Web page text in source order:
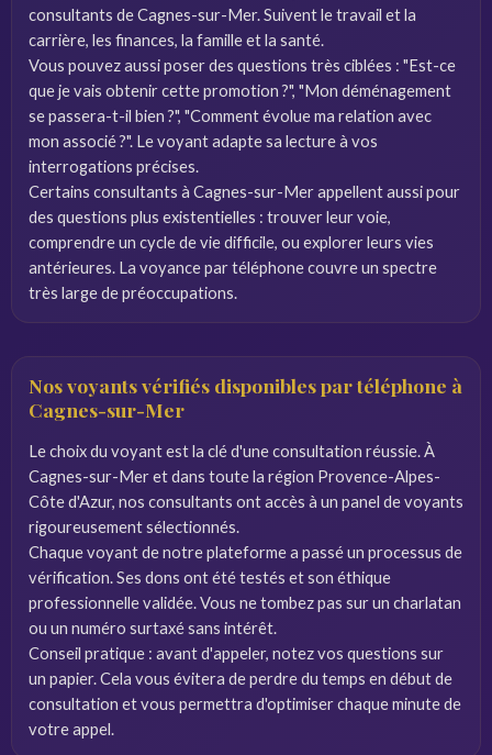
consultants de Cagnes-sur-Mer. Suivent le travail et la
carrière, les finances, la famille et la santé.
Vous pouvez aussi poser des questions très ciblées : "Est-ce
que je vais obtenir cette promotion ?", "Mon déménagement
se passera-t-il bien ?", "Comment évolue ma relation avec
mon associé ?". Le voyant adapte sa lecture à vos
interrogations précises.
Certains consultants à Cagnes-sur-Mer appellent aussi pour
des questions plus existentielles : trouver leur voie,
comprendre un cycle de vie difficile, ou explorer leurs vies
antérieures. La voyance par téléphone couvre un spectre
très large de préoccupations.
Nos voyants vérifiés disponibles par téléphone à
Cagnes-sur-Mer
Le choix du voyant est la clé d'une consultation réussie. À
Cagnes-sur-Mer et dans toute la région Provence-Alpes-
Côte d'Azur, nos consultants ont accès à un panel de voyants
rigoureusement sélectionnés.
Chaque voyant de notre plateforme a passé un processus de
vérification. Ses dons ont été testés et son éthique
professionnelle validée. Vous ne tombez pas sur un charlatan
ou un numéro surtaxé sans intérêt.
Conseil pratique : avant d'appeler, notez vos questions sur
un papier. Cela vous évitera de perdre du temps en début de
consultation et vous permettra d'optimiser chaque minute de
votre appel.